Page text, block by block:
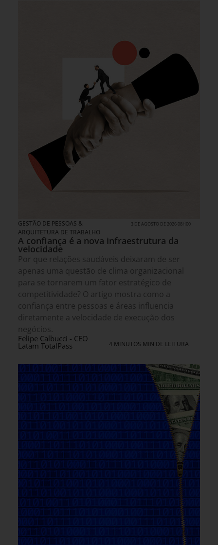
GESTÃO DE PESSOAS &
ARQUITETURA DE TRABALHO
3 DE AGOSTO DE 2026 08H00
A confiança é a nova infraestrutura da
velocidade
Por que relações saudáveis deixaram de ser
apenas uma questão de clima organizacional
para se tornarem um fator estratégico de
competitividade? O artigo mostra como a
confiança entre pessoas e áreas influencia
diretamente a velocidade de execução dos
negócios.
Felipe Calbucci - CEO
Latam TotalPass 4 MINUTOS MIN DE LEITURA